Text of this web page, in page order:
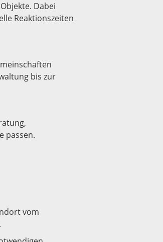
Dabei
Reaktionszeiten
bis zur
passen.
vom